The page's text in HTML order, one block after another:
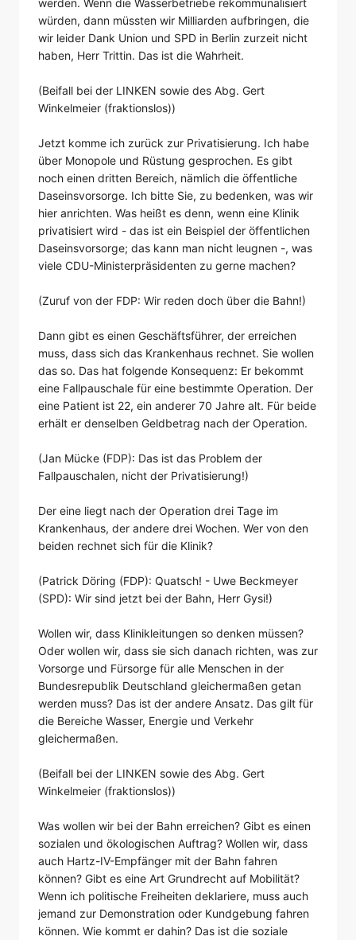
würden, dann müssten wir Milliarden aufbringen, die
wir leider Dank Union und SPD in Berlin zurzeit nicht
haben, Herr Trittin. Das ist die Wahrheit.
(Beifall bei der LINKEN sowie des Abg. Gert
Winkelmeier (fraktionslos))
Jetzt komme ich zurück zur Privatisierung. Ich habe
über Monopole und Rüstung gesprochen. Es gibt
noch einen dritten Bereich, nämlich die öffentliche
Daseinsvorsorge. Ich bitte Sie, zu bedenken, was wir
hier anrichten. Was heißt es denn, wenn eine Klinik
privatisiert wird - das ist ein Beispiel der öffentlichen
Daseinsvorsorge; das kann man nicht leugnen -, was
viele CDU-Ministerpräsidenten zu gerne machen?
(Zuruf von der FDP: Wir reden doch über die Bahn!)
Dann gibt es einen Geschäftsführer, der erreichen
muss, dass sich das Krankenhaus rechnet. Sie wollen
das so. Das hat folgende Konsequenz: Er bekommt
eine Fallpauschale für eine bestimmte Operation. Der
eine Patient ist 22, ein anderer 70 Jahre alt. Für beide
erhält er denselben Geldbetrag nach der Operation.
(Jan Mücke (FDP): Das ist das Problem der
Fallpauschalen, nicht der Privatisierung!)
Der eine liegt nach der Operation drei Tage im
Krankenhaus, der andere drei Wochen. Wer von den
beiden rechnet sich für die Klinik?
(Patrick Döring (FDP): Quatsch! - Uwe Beckmeyer
(SPD): Wir sind jetzt bei der Bahn, Herr Gysi!)
Wollen wir, dass Klinikleitungen so denken müssen?
Oder wollen wir, dass sie sich danach richten, was zur
Vorsorge und Fürsorge für alle Menschen in der
Bundesrepublik Deutschland gleichermaßen getan
werden muss? Das ist der andere Ansatz. Das gilt für
die Bereiche Wasser, Energie und Verkehr
gleichermaßen.
(Beifall bei der LINKEN sowie des Abg. Gert
Winkelmeier (fraktionslos))
Was wollen wir bei der Bahn erreichen? Gibt es einen
sozialen und ökologischen Auftrag? Wollen wir, dass
auch Hartz-IV-Empfänger mit der Bahn fahren
können? Gibt es eine Art Grundrecht auf Mobilität?
Wenn ich politische Freiheiten deklariere, muss auch
jemand zur Demonstration oder Kundgebung fahren
können. Wie kommt er dahin? Das ist die soziale